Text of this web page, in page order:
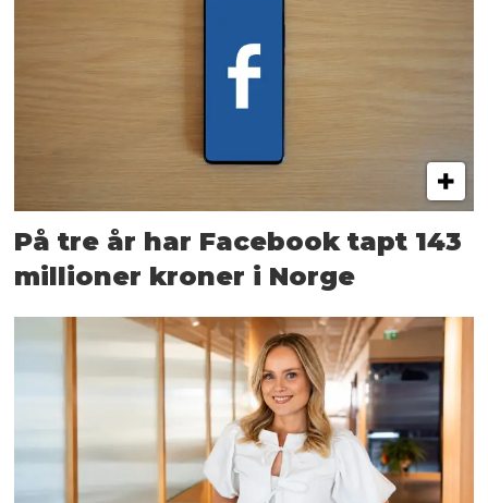
På tre år har Facebook tapt 143
millioner kroner i Norge